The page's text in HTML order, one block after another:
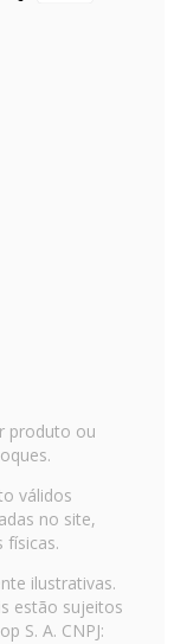
produto ou
válidos
no site,
físicas.
ilustrativas.
estão sujeitos
S. A. CNPJ: